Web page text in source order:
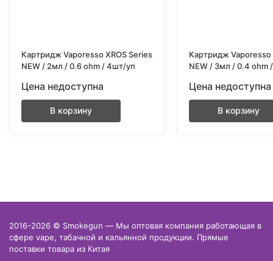
Картридж Vaporesso XROS Series
NEW / 2мл / 0.6 ohm / 4шт/уп
Цена недоступна
В корзину
Картридж Vaporesso
NEW / 3мл / 0.4 ohm
Цена недоступна
В корзину
2016-2026 © Smokegun — Мы оптовая компания работающая в
сфере vape, табачной и кальянной продукции. Прямые
поставки товара из Китая